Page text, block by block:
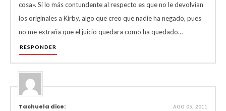
cosa». Si lo más contundente al respecto es que no le devolvían
los originales a Kirby, algo que creo que nadie ha negado, pues
no me extraña que el juicio quedara como ha quedado…
RESPONDER
Tachuela dice: AGO 05, 2011